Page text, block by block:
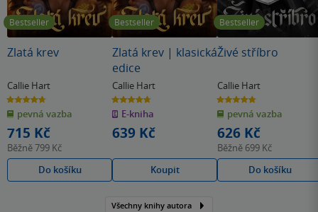
Bestseller
Zlatá krev
Callie Hart
4.7
z
5
hvězdiček
pevná vazba
715 Kč
Běžně799 Kč
Do košíku
Bestseller
Zlatá krev | klasická
edice
Callie Hart
4.7
z
5
hvězdiček
E-kniha
639 Kč
Koupit
Bestseller
Živé stříbro
Callie Hart
4.8
z
5
hvězdiček
pevná vazba
626 Kč
Běžně 699 Kč
Do košíku
Všechny knihy autora